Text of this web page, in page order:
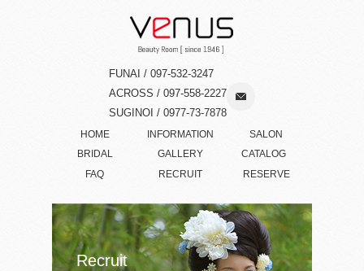
FUNAI / 097-532-3247
ACROSS / 097-558-2227
SUGINOI / 0977-73-7878
HOME INFORMATION
SALON
BRIDAL
GALLERY
CATALOG
FAQ
RECRUIT RESERVE
Recruit